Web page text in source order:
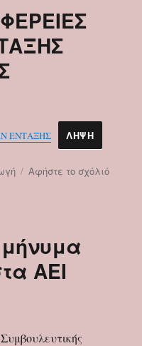
ΕΝΤΑΞΗΣ ΛΉΨΗ
Αφήστε το σχόλιό
ΑΕΙ